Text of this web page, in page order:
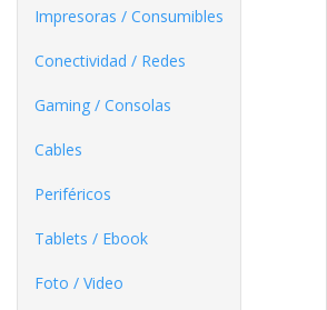
Impresoras / Consumibles
Conectividad / Redes
Gaming / Consolas
Cables
Periféricos
Tablets / Ebook
Foto / Video